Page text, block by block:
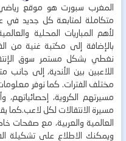
المغرب سبورت هو موقع
متكاملة لمتابعة كل جديد في
لأهم المباريات المحلية
بالإضافة إلى مكتبة غنية من
نغطي بشكل مستمر سوق
اللاعبين بين الأندية، إلى جانب
مختلف الفترات. كما نوفر
مسيرتهم الكروية،
مسيرة الانتقالات لكل لاعب.كما
العالمية والعربية، مع صفحات
ويمكنك الاطلاع على تشكيلة